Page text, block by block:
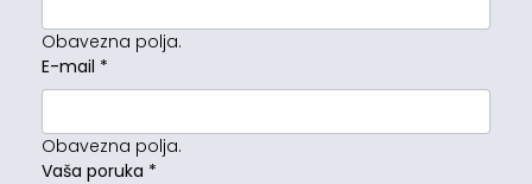
Obavezna polja.
E-mail *
Obavezna polja.
Vaša poruka *